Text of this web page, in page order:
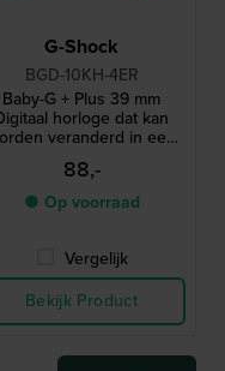
G-Shock
BGD-10KH-4ER
Baby-G + Plus 39 mm
horloge dat kan
veranderd in een
hanger
88,-
● Op voorraad
Vergelijk
Bekijk Product